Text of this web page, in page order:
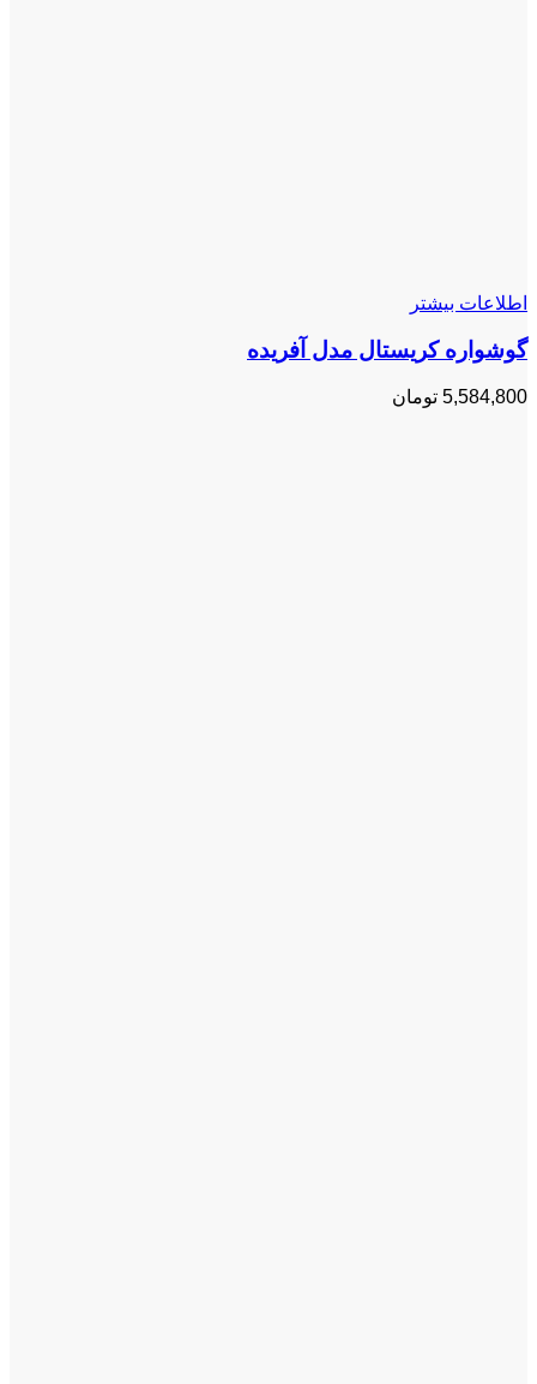
اطلاعات بیشتر
گوشواره کریستال مدل آفریده
5,584,800 تومان